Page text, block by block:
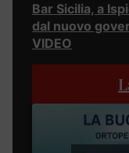
Bar Sicilia, a
dal nuovo
VIDEO